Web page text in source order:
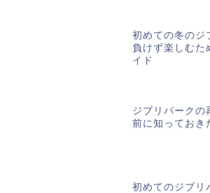
初めての冬のジ
負けず楽しむた
イド
ジブリパークの
前に知っておき
初めてのジブリ